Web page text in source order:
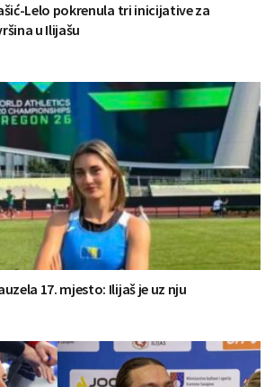
Lelo pokrenula tri inicijative za
u Ilijašu
17. mjesto: Ilijaš je uz nju